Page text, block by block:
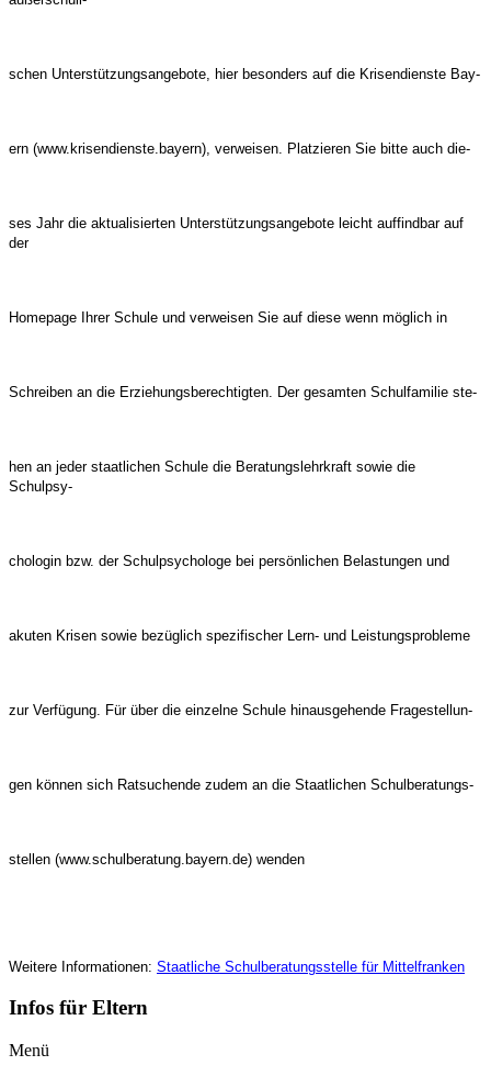
schen Unterstützungsangebote, hier besonders auf die Krisendienste Bay-
ern (www.krisendienste.bayern), verweisen. Platzieren Sie bitte auch die-
ses Jahr die aktualisierten Unterstützungsangebote leicht auffindbar auf
der
Homepage Ihrer Schule und verweisen Sie auf diese wenn möglich in
Schreiben an die Erziehungsberechtigten. Der gesamten Schulfamilie ste-
hen an jeder staatlichen Schule die Beratungslehrkraft sowie die
Schulpsy-
chologin bzw. der Schulpsychologe bei persönlichen Belastungen und
akuten Krisen sowie bezüglich spezifischer Lern- und Leistungsprobleme
zur Verfügung. Für über die einzelne Schule hinausgehende Fragestellun-
gen können sich Ratsuchende zudem an die Staatlichen Schulberatungs-
stellen (www.schulberatung.bayern.de) wenden
Weitere Informationen: Staatliche Schulberatungsstelle für Mittelfranken
Infos für Eltern
Menü